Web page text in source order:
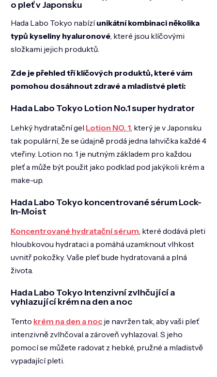
o pleť v Japonsku
Hada Labo Tokyo nabízíunikátní kombinaci několika
typů kyseliny hyaluronové, které jsou klíčovými
složkami jejich produktů.
Zde je přehled tří klíčových produktů, které vám
pomohou dosáhnout zdravé a mladistvé pleti:
Hada Labo Tokyo Lotion No.1 super hydrator
Lehký hydratační gel Lotion NO. 1, který je v Japonsku
tak populární, že se údajně prodá jedna lahvička každé 4
vteřiny. Lotion no. 1 je nutným základem pro každou
pleť a může být použit jako podklad pod jakýkoli krém a
make-up.
Hada Labo Tokyo koncentrované sérum Lock-
In-Moist
Koncentrované hydratační sérum, které dodává pleti
hloubkovou hydrataci a pomáhá uzamknout vlhkost
uvnitř pokožky. Vaše pleť bude hydratovaná a plná
života.
Hada Labo Tokyo Intenzivní zvlhčující a
vyhlazující krém na den a noc
Tento krém na den a noc je navržen tak, aby vaši pleť
intenzivně zvlhčoval a zároveň vyhlazoval. S jeho
pomocí se můžete radovat z hebké, pružné a mladistvě
vypadající pleti.